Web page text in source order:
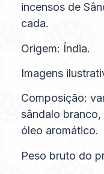
incensos de
cada.
Origem: Índia.
Imagens
Composição:
sândalo branco,
óleo aromático.
Peso bruto do